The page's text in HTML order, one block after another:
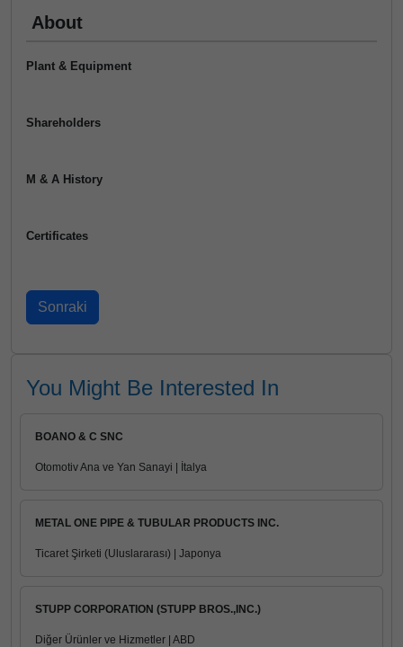
About
Plant & Equipment
Shareholders
M & A History
Certificates
You Might Be Interested In
BOANO & C SNC
Otomotiv Ana ve Yan Sanayi | İtalya
METAL ONE PIPE & TUBULAR PRODUCTS INC.
Ticaret Şirketi (Uluslararası) | Japonya
STUPP CORPORATION (STUPP BROS.,INC.)
Diğer Ürünler ve Hizmetler | ABD